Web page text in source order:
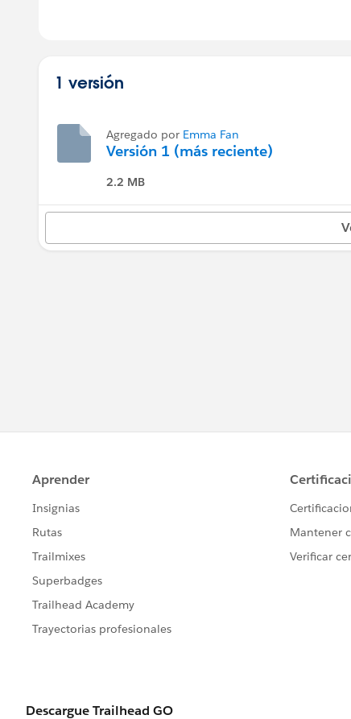
1 versión
Agregado por Emma Fan
Versión 1 (más reciente)
2.2 MB